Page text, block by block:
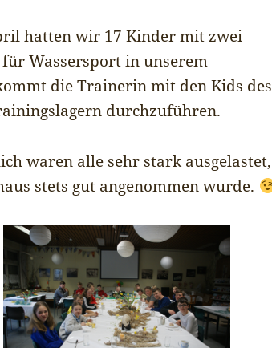
hatten wir 17 Kinder mit zwei
Wassersport in unserem
die Trainerin mit den Kids des
durchzuführen.
waren alle sehr stark ausgelastet,
stets gut angenommen wurde.